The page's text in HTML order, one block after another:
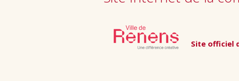
Site officiel